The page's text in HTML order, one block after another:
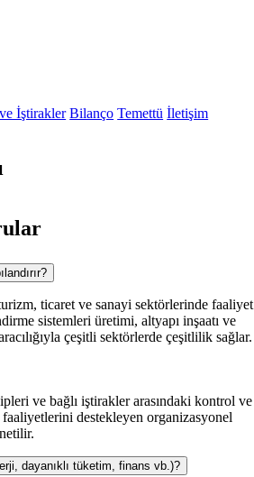
ve İştirakler Bilanço Temettü İletişim
ticaret ve sanayi sektörlerinde faaliyet
sistemleri üretimi, altyapı inşaatı ve
çeşitli sektörlerde çeşitlilik sağlar.
ve bağlı iştirakler arasındaki kontrol ve
destekleyen organizasyonel
dayanıklı tüketim, finans vb.)?